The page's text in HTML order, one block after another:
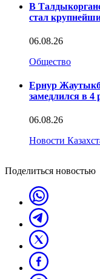
В
стал
06.08.26
Общество
Ернур
замедлился в 4
06.08.26
Новости
Поделиться новостью